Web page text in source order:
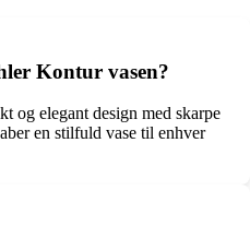
Kontur vasen?
og elegant design med skarpe
en stilfuld vase til enhver